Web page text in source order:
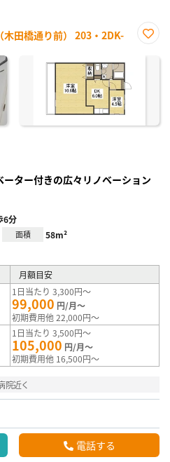
田橋通り前） 203・2DK-
に入
ター付きの広々リノベーション
6分
面積 58m²
月額目安
1日当たり 3,300円～
99,000 円/月～
初期費用他 22,000円～
1日当たり 3,500円～
105,000 円/月～
初期費用他 16,500円～
院近く
電話する